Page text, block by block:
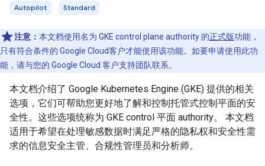
Autopilot Standard
注意： 本文档使用名为 GKE control plane authority 的正式版功能，
只有符合条件的 Google Cloud客户才能使用该功能。如要申请使用此功
能，请与您的 Google Cloud 客户支持团队联系。
本文档介绍了 Google Kubernetes Engine (GKE) 提供的相关
选项，它们可帮助您更好地了解和控制托管式控制平面的安
全性。这些选项统称为 GKE control 平面 authority。 本文档
适用于希望在处理敏感数据时满足严格的隐私权和安全性需
求的信息安全主管、合规性管理员和分析师。